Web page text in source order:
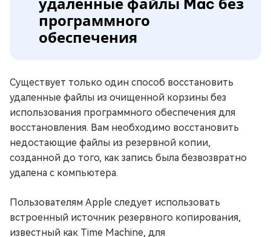
программного
обеспечения
Существует только один способ восстановить
удаленные файлы из очищенной корзины без
использования программного обеспечения для
восстановления. Вам необходимо восстановить
недостающие файлы из резервной копии,
созданной до того, как запись была безвозвратно
удалена с компьютера.
Пользователям Apple следует использовать
встроенный источник резервного копирования,
известный как Time Machine, для